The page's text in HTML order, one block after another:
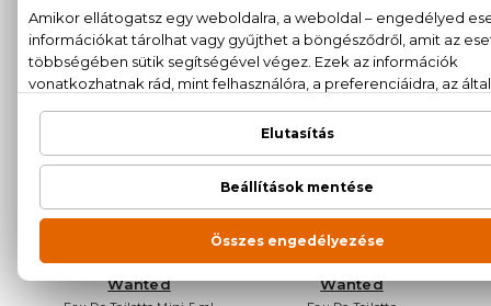
AZZARO
Wanted
AZZARO
Wanted